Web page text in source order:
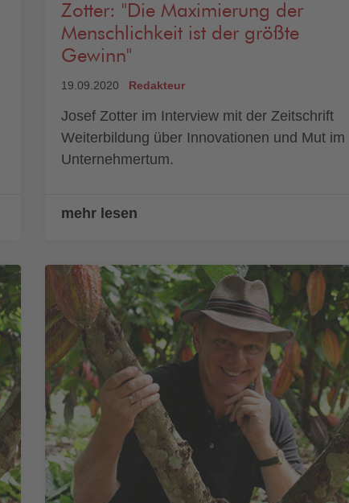
Zotter: "Die Maximierung der
Menschlichkeit ist der größte
Gewinn"
19.09.2020 Redakteur
Josef Zotter im Interview mit der Zeitschrift
Weiterbildung über Innovationen und Mut im
Unternehmertum.
mehr lesen